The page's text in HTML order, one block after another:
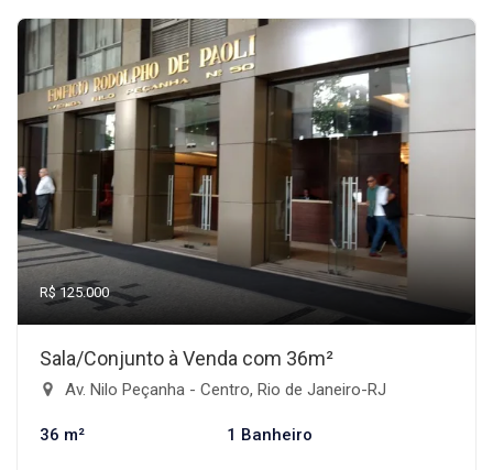
R$ 125.000
Sala/Conjunto à Venda com 36m²
Av. Nilo Peçanha - Centro, Rio de Janeiro-RJ
36 m² 1 Banheiro